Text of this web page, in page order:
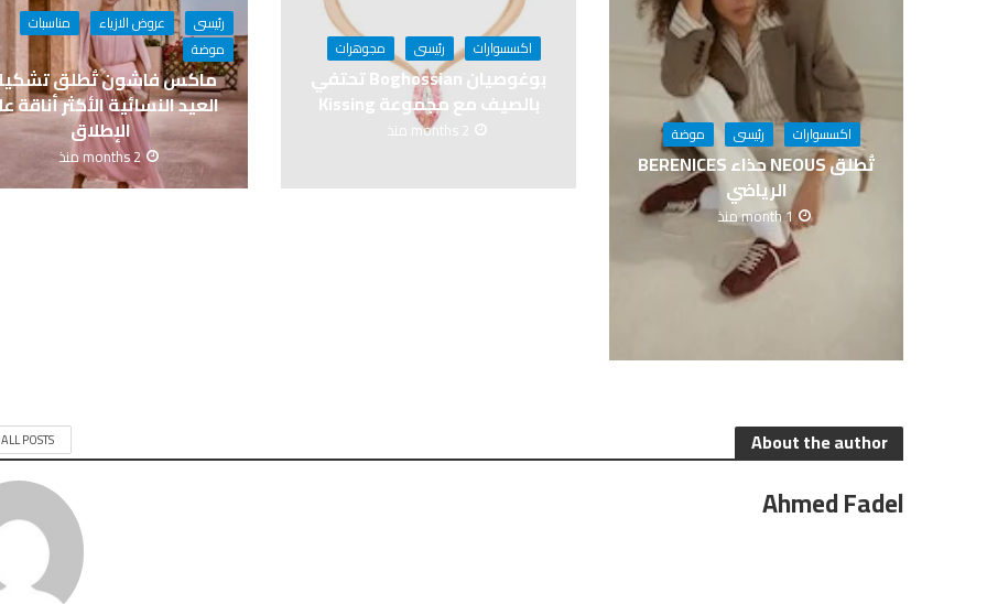
اكسسوارات رئيسى موضة
تُطلق NEOUS حذاء BERENICES
الرياضي
1 month منذ
اكسسوارات رئيسى مجوهرات
بوغوصيان Boghossian تحتفي
بالصيف مع مجموعة Kissing
2 months منذ
رئيسى عروض الازياء
مناسبات
موضة
ماكس فاشون تُطلق
العيد النسائية الأكثر أناقة
الإطلاق
2 months منذ
About the author
POSTS
Ahmed Fadel